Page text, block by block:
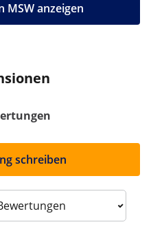
MSW anzeigen
schreiben